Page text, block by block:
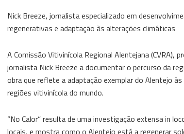
Nick Breeze, jornalista especializado em
regenerativas e adaptação às alterações climáticas
A Comissão Vitivinícola Regional Alentejana
jornalista Nick Breeze a documentar o percurso da
obra que reflete a adaptação exemplar do Alentejo
regiões vitivinícola do mundo.
“No Calor” resulta de uma investigação extensa in
locais, e mostra como o Alentejo está a regenerar